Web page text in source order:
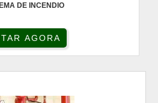
DE INCENDIO
AGORA